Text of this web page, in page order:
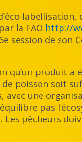
labellisation,
la FAO http://
session de son
qu’un produit
poisson soit
avec une
pas
pêcheurs